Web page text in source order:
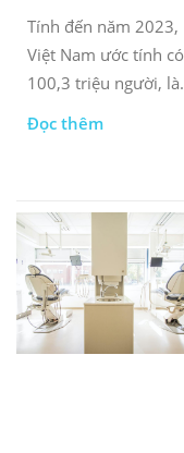
Tính đến năm 2023,
Việt Nam ước tính có
100,3 triệu người, là
quốc gia đông dân
thứ ba ở Đông Nam Á
thứ 15 trên thế giới.
Đọc thêm